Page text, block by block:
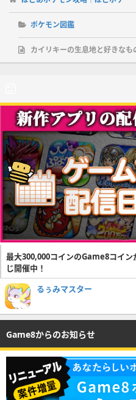
ポケモン図鑑
カイリキーの生息地と好きなも
最大300,000コインのGame8コイ
じ開催中！
るぅみマスター
Game8からのお知らせ